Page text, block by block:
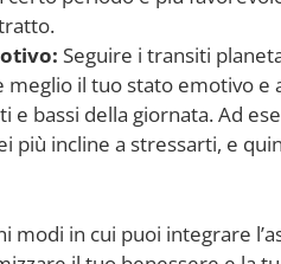
Seguire i transiti
meglio il tuo stato emotivo
e bassi della giornata. Ad
più incline a stressarti, e
modi in cui puoi integrare